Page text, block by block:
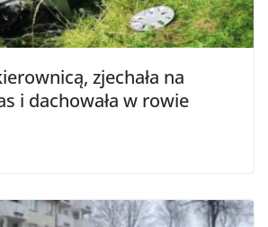
zjechała na
i dachowała w rowie